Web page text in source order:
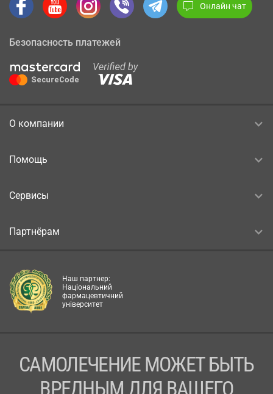
Онлайн чат
Безопасность платежей
О компании
Помощь
Сервисы
Партнёрам
Наш партнер:
Національний
фармацевтичний
університет
САМОЛЕЧЕНИЕ МОЖЕТ БЫТЬ
ВРЕДНЫМ ДЛЯ ВАШЕГО